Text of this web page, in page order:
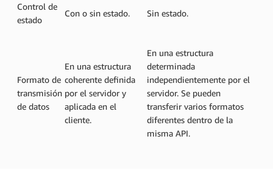
Control de
estado
Con o sin estado. Sin estado.
Formato de
transmisión
de datos
En una estructura
coherente definida
por el servidor y
aplicada en el
cliente.
En una estructura
determinada
independientemente por el
servidor. Se pueden
transferir varios formatos
diferentes dentro de la
misma API.